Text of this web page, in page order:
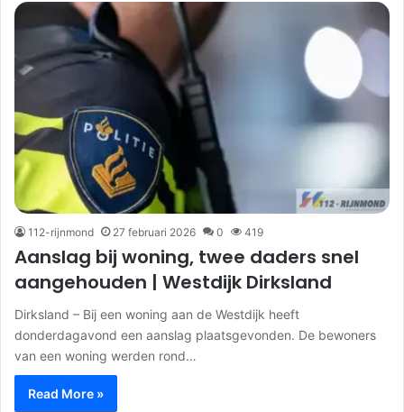
112-rijnmond 27 februari 2026 0 419
Aanslag bij woning, twee daders snel
aangehouden | Westdijk Dirksland
Dirksland – Bij een woning aan de Westdijk heeft
donderdagavond een aanslag plaatsgevonden. De bewoners
van een woning werden rond…
Read More »